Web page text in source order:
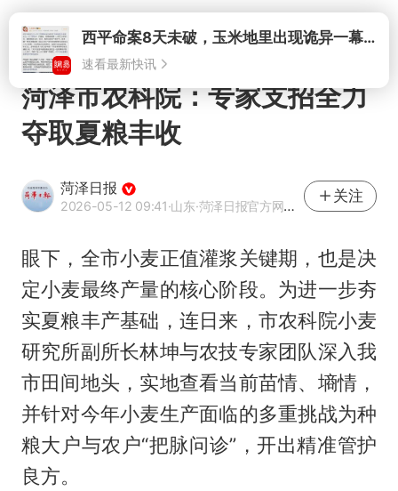
打开西平命案8天未破，玉米地里出现诡异一幕，我突然想起了欧金中
速看最新快讯
菏泽市农科院：专家支招全力
夺取夏粮丰收
菏泽日报
2026-05-12 09:41·山东·菏泽日报官方网易号
关注
眼下，全市小麦正值灌浆关键期，也是决
定小麦最终产量的核心阶段。为进一步夯
实夏粮丰产基础，连日来，市农科院小麦
研究所副所长林坤与农技专家团队深入我
市田间地头，实地查看当前苗情、墒情，
并针对今年小麦生产面临的多重挑战为种
粮大户与农户“把脉问诊”，开出精准管护
良方。